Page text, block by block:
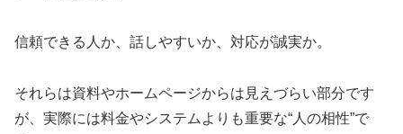
信頼できる人か、話しやすいか、対応が誠実か。
それらは資料やホームページからは見えづらい部分です
が、実際には料金やシステムよりも重要な“人の相性”で